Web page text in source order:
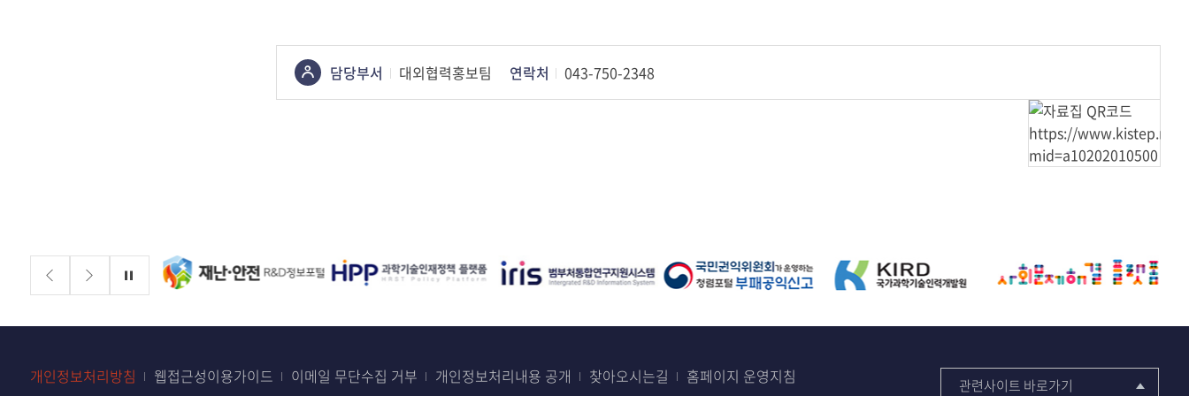
콘텐츠
정보책임자
담당부서 대외협력홍보팀 연락처 043-750-2348
배너존 정지
개인정보처리방침 웹접근성이용가이드 이메일 무단수집 거부 개인정보처리내용 공개 찾아오시는길 홈페이지 운영지침 관련사이트 바로가기